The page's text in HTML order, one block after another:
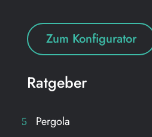
Zum Konfigurator
Ratgeber
Pergola